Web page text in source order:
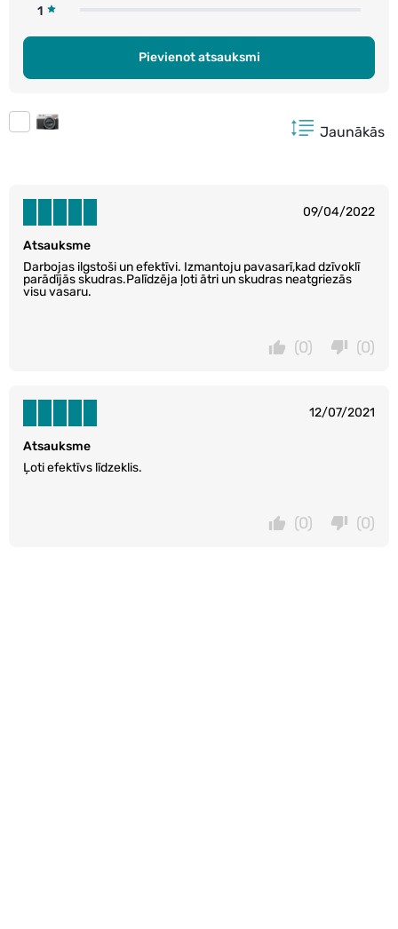
1
Pievienot atsauksmi
Jaunākās
09/04/2022
Atsauksme
Darbojas ilgstoši un efektīvi. Izmantoju pavasarī,kad dzīvoklī
parādījās skudras.Palīdzēja ļoti ātri un skudras neatgriezās
visu vasaru.
(0)
(0)
12/07/2021
Atsauksme
Ļoti efektīvs līdzeklis.
(0)
(0)